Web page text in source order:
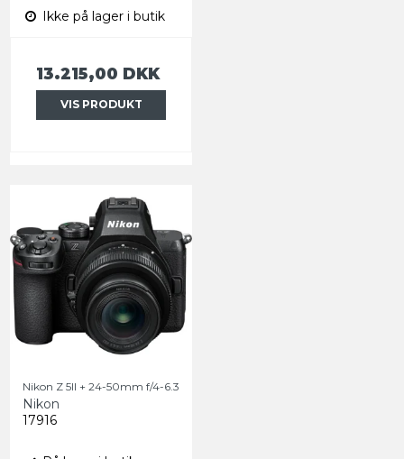
Ikke på lager i butik
13.215,00 DKK
VIS PRODUKT
Nikon Z 5II + 24-50mm f/4-6.3
Nikon
17916